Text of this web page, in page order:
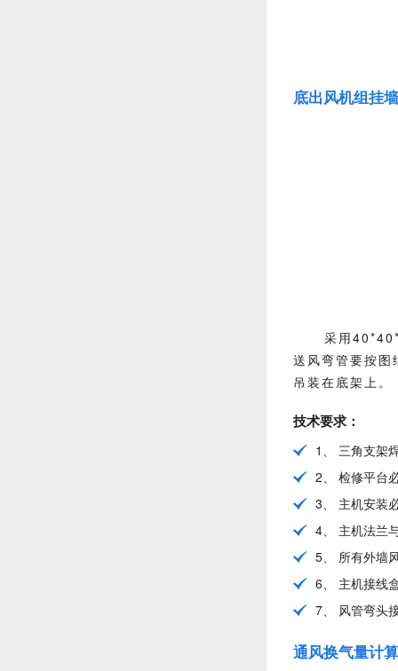
底出风机组挂
采用
送风弯管要按
吊装在底架上。
技术要求：
1、 三角支架
2、 检修平台
3、 主机安装
4、 主机法兰
5、 所有外墙
6、 主机接线
7、 风管弯头
通风换气量计